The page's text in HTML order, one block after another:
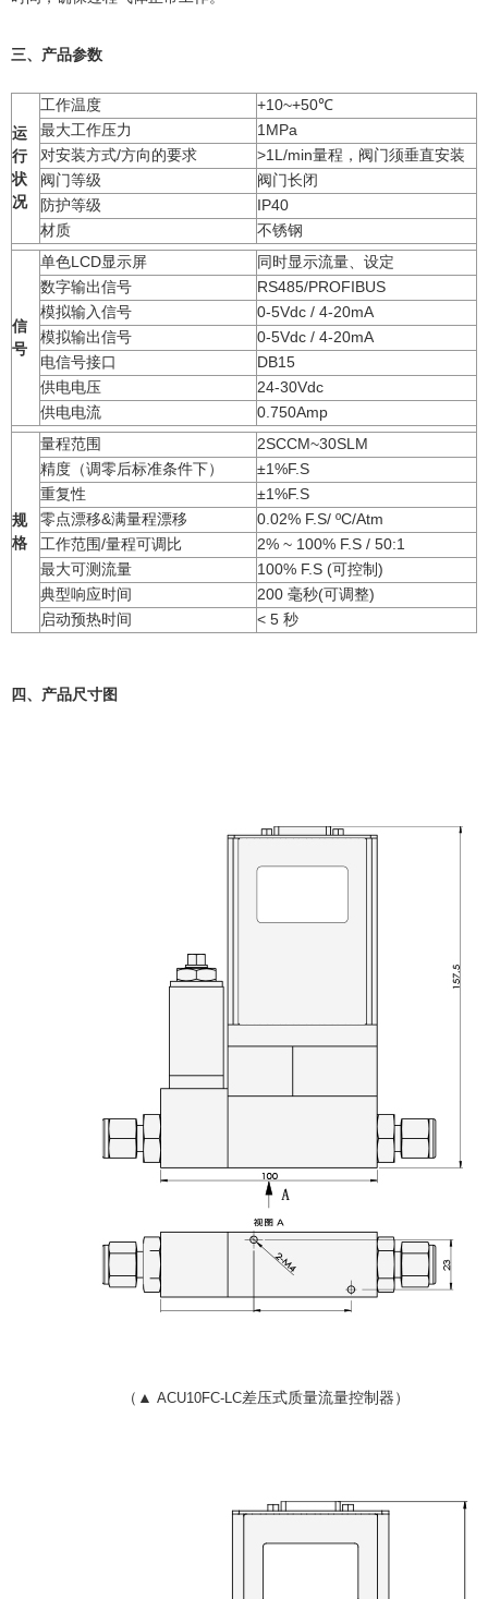
三、产品参数
运
行
状
况
工作温度
+10~+50℃
最大工作压力
1MPa
对安装方式/方向的要求
>1L/min量程，阀门须垂直安装
阀门等级
阀门长闭
防护等级
IP40
材质
不锈钢
信
号
单色LCD显示屏
同时显示流量、设定
数字输出信号
RS485/PROFIBUS
模拟输入信号
0-5Vdc / 4-20mA
模拟输出信号
0-5Vdc / 4-20mA
电信号接口
DB15
供电电压
24-30Vdc
供电电流
0.750Amp
规
格
量程范围
2SCCM~30SLM
精度（调零后标准条件下）
±1%F.S
重复性
±1%F.S
零点漂移&满量程漂移
0.02% F.S/ ºC/Atm
工作范围/量程可调比
2% ~ 100% F.S / 50:1
最大可测流量
100% F.S (可控制)
典型响应时间
200 毫秒(可调整)
启动预热时间
< 5 秒
四、产品尺寸图
（▲ ACU10FC-LC差压式质量流量控制器）